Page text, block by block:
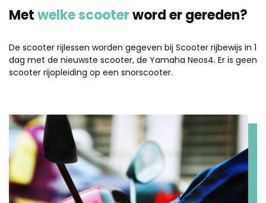
Metwelke scooterword er gereden?
De scooter rijlessen worden gegeven bij Scooter rijbewijs in 1
dag met de nieuwste scooter, de Yamaha Neos4. Er is geen
scooter rijopleiding op een snorscooter.